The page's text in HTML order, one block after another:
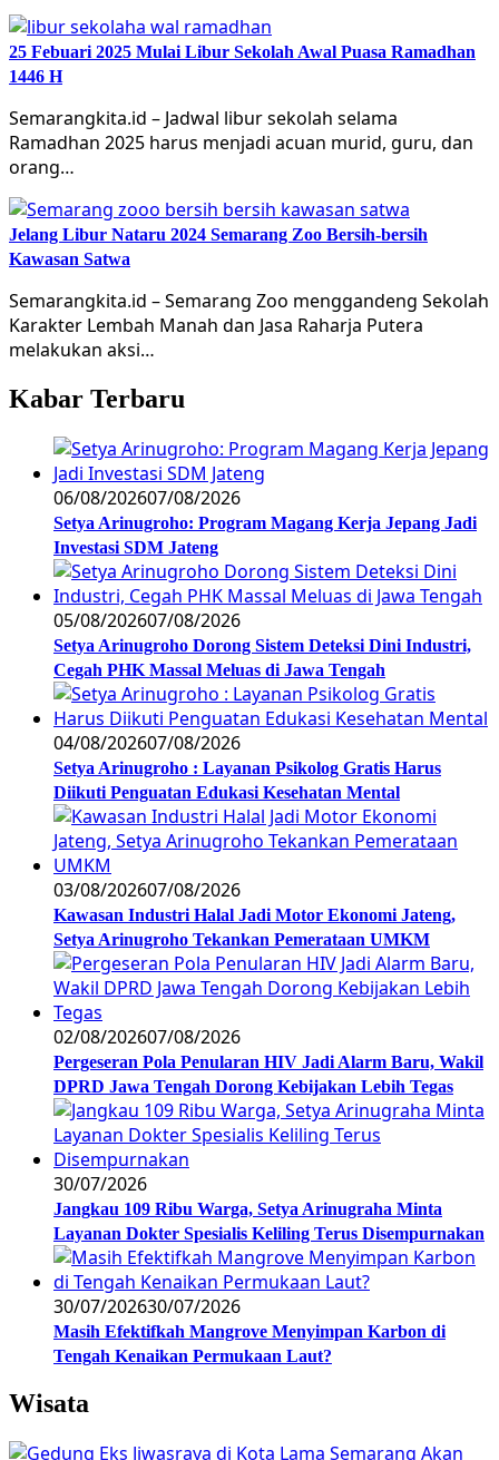
25 Febuari 2025 Mulai Libur Sekolah Awal Puasa Ramadhan
1446 H
Semarangkita.id – Jadwal libur sekolah selama
Ramadhan 2025 harus menjadi acuan murid, guru, dan
orang…
Jelang Libur Nataru 2024 Semarang Zoo Bersih-bersih
Kawasan Satwa
Semarangkita.id – Semarang Zoo menggandeng Sekolah
Karakter Lembah Manah dan Jasa Raharja Putera
melakukan aksi…
Kabar Terbaru
06/08/202607/08/2026
Setya Arinugroho: Program Magang Kerja Jepang Jadi
Investasi SDM Jateng
05/08/202607/08/2026
Setya Arinugroho Dorong Sistem Deteksi Dini Industri,
Cegah PHK Massal Meluas di Jawa Tengah
04/08/202607/08/2026
Setya Arinugroho : Layanan Psikolog Gratis Harus
Diikuti Penguatan Edukasi Kesehatan Mental
03/08/202607/08/2026
Kawasan Industri Halal Jadi Motor Ekonomi Jateng,
Setya Arinugroho Tekankan Pemerataan UMKM
02/08/202607/08/2026
Pergeseran Pola Penularan HIV Jadi Alarm Baru, Wakil
DPRD Jawa Tengah Dorong Kebijakan Lebih Tegas
30/07/2026
Jangkau 109 Ribu Warga, Setya Arinugraha Minta
Layanan Dokter Spesialis Keliling Terus Disempurnakan
30/07/202630/07/2026
Masih Efektifkah Mangrove Menyimpan Karbon di
Tengah Kenaikan Permukaan Laut?
Wisata